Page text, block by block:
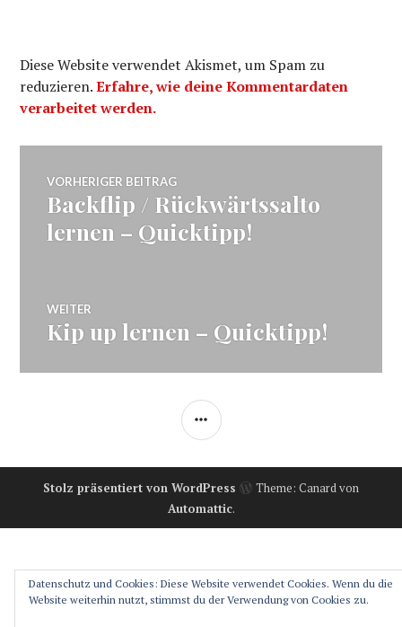
Diese Website verwendet Akismet, um Spam zu
reduzieren.Erfahre, wie deine Kommentardaten
verarbeitet werden.
Beitragsnavigation
VORHERIGER BEITRAG
Vorheriger
Beitrag:
Backflip / Rückwärtssalto
lernen – Quicktipp!
WEITER
Nächster
Beitrag:
Kip up lernen – Quicktipp!
SEITENLEISTE
Stolz präsentiert von WordPress
Theme: Canard von
Automattic.
Datenschutz und Cookies: Diese Website verwendet Cookies. Wenn du die
Website weiterhin nutzt, stimmst du der Verwendung von Cookies zu.